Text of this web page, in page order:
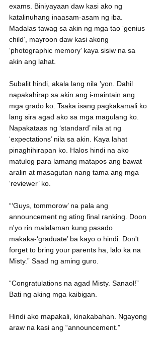
exams. Biniyayaan daw kasi ako ng
katalinuhang inaasam-asam ng iba.
Madalas tawag sa akin ng mga tao ‘genius
child’, mayroon daw kasi akong
‘photographic memory’ kaya sisiw na sa
akin ang lahat.
Subalit hindi, akala lang nila 'yon. Dahil
napakahirap sa akin ang i-maintain ang
mga grado ko. Tsaka isang pagkakamali ko
lang sira agad ako sa mga magulang ko.
Napakataas ng ‘standard’ nila at ng
‘expectations’ nila sa akin. Kaya lahat
pinaghihirapan ko. Halos hindi na ako
matulog para lamang matapos ang bawat
aralin at masagutan nang tama ang mga
‘reviewer’ ko.
“‘Guys, tommorow’ na pala ang
announcement ng ating final ranking. Doon
n'yo rin malalaman kung pasado
makaka-‘graduate’ ba kayo o hindi. Don't
forget to bring your parents ha, lalo ka na
Misty.” Saad ng aming guro.
“Congratulations na agad Misty. Sanaol!”
Bati ng aking mga kaibigan.
Hindi ako mapakali, kinakabahan. Ngayong
araw na kasi ang “announcement.”